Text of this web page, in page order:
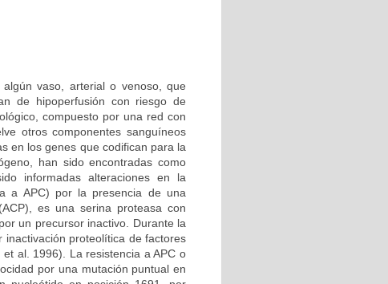
vaso, arterial o venoso, que
de hipoperfusión con riesgo de
compuesto por una red con
otros componentes sanguíneos
en los genes que codifican para la
han sido encontradas como
informadas alteraciones en la
a APC) por la presencia de una
es una serina proteasa con
un precursor inactivo. Durante la
inactivación proteolítica de factores
al. 1996). La resistencia a APC o
por una mutación puntual en